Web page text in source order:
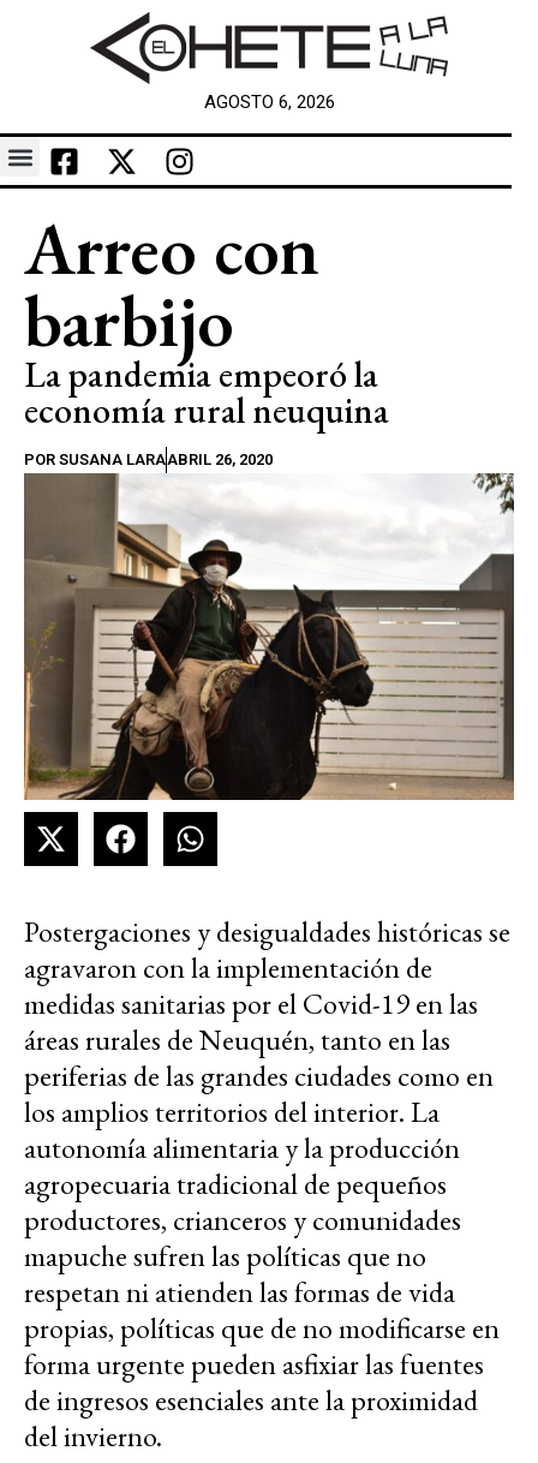
AGOSTO 6, 2026
Arreo con
barbijo
La pandemia empeoró la
economía rural neuquina
POR SUSANA LARAABRIL 26, 2020
Postergaciones y desigualdades históricas se
agravaron con la implementación de
medidas sanitarias por el Covid-19 en las
áreas rurales de Neuquén, tanto en las
periferias de las grandes ciudades como en
los amplios territorios del interior. La
autonomía alimentaria y la producción
agropecuaria tradicional de pequeños
productores, crianceros y comunidades
mapuche sufren las políticas que no
respetan ni atienden las formas de vida
propias, políticas que de no modificarse en
forma urgente pueden asfixiar las fuentes
de ingresos esenciales ante la proximidad
del invierno.